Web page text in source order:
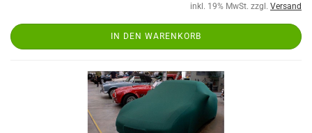
inkl. 19% MwSt. zzgl. Versand
IN DEN WARENKORB